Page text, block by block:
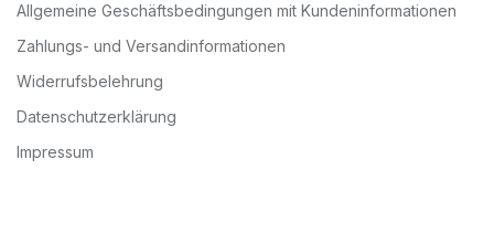
Allgemeine Geschäftsbedingungen mit Kundeninformationen
Zahlungs- und Versandinformationen
Widerrufsbelehrung
Datenschutzerklärung
Impressum